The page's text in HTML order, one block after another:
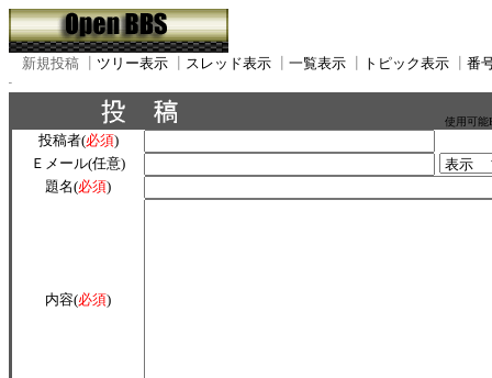
新規投稿 ツリー表示 スレッド表示 一覧表示 トピック表示 番
使用可能
投稿者(必須)
Ｅメール(任意)
題名(必須)
内容(必須)